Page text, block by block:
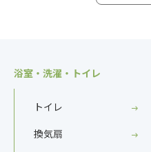
浴室・洗濯・トイレ
トイレ
換気扇